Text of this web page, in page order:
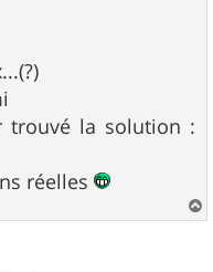
trouvé la solution :
réelles
a